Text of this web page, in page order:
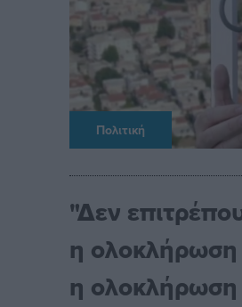
Πολιτική
"Δεν
η ολοκλήρωση
η ολοκλήρωση